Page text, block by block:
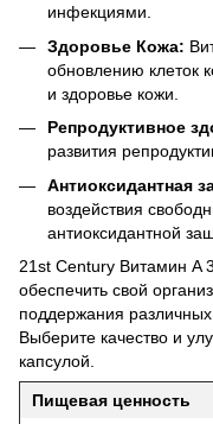
инфекциями.
Здоровье Кожа:
обновлению клеток
и здоровье кожи.
Репродуктивное
развития
Антиоксидантная
воздействия
антиоксидантной
21st Century Витамин A
обеспечить свой
поддержания
Выберите качество и
капсулой.
Пищевая ценность